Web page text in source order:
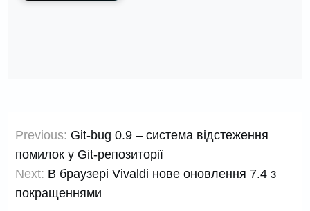
записів
Previous: Git-bug 0.9 – система відстеження
помилок у Git-репозиторії
Next: В браузері Vivaldi нове оновлення 7.4 з
покращеннями